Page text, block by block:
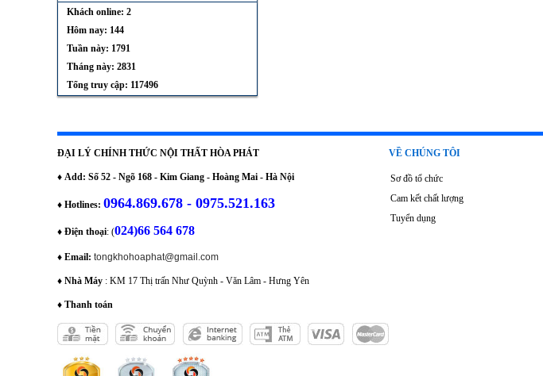
Khách online: 2
Hôm nay: 144
Tuần này: 1791
Tháng này: 2831
Tổng truy cập: 117496
ĐẠI LÝ CHÍNH THỨC NỘI THẤT HÒA PHÁT
♦ Add: Số 52 - Ngõ 168 - Kim Giang - Hoàng Mai - Hà Nội
♦ Hotlines: 0964.869.678 - 0975.521.163
♦ Điện thoại: (024)66 564 678
♦ Email: tongkhohoaphat@gmail.com
♦ Nhà Máy : KM 17 Thị trấn Như Quỳnh - Văn Lâm - Hưng Yên
♦ Thanh toán
VỀ CHÚNG TÔI
Sơ đồ tổ chức
Cam kết chất lượng
Tuyển dụng